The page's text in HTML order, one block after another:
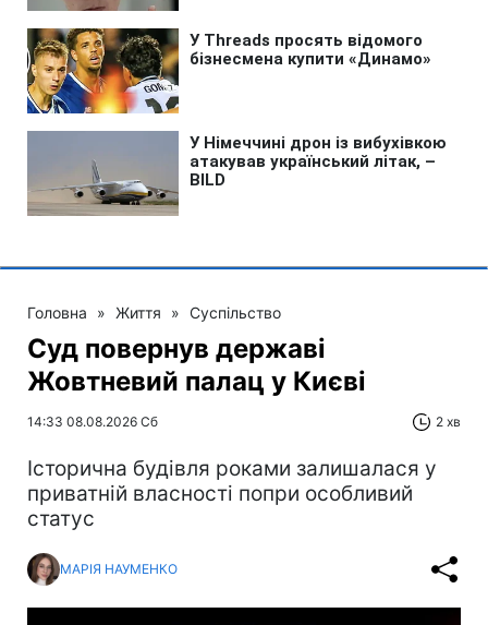
Головна » Життя » Суспільство
Суд повернув державі
Жовтневий палац у Києві
14:33 08.08.2026 Сб 2 хв
Історична будівля роками залишалася у
приватній власності попри особливий
статус
МАРІЯ НАУМЕНКО